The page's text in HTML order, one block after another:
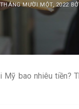
MƯỜI MỘT, 2022
Mỹ bao nhiêu tiền?